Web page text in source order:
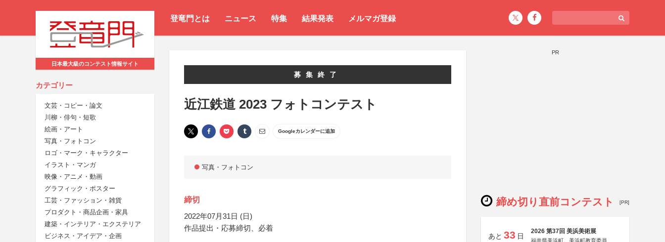
登竜門とは ニュース 特集 結果発表 メルマガ登録
日本最大級のコンテスト情報サイト
カテゴリー
文芸・コピー・論文
川柳・俳句・短歌
絵画・アート
写真・フォトコン
ロゴ・マーク・キャラクター
イラスト・マンガ
映像・アニメ・動画
グラフィック・ポスター
工芸・ファッション・雑貨
プロダクト・商品企画・家具
建築・インテリア・エクステリア
ビジネス・アイデア・企画
募集終了
近江鉄道 2023 フォトコンテスト
Googleカレンダーに追加
写真・フォトコン
締切
2022年07月31日 (日)
作品提出・応募締切、必着
PR
締め切り直前コンテスト [PR]
あと 33 日
2026 第37回 美浜美術展
福井県美浜町、美浜町教育委員